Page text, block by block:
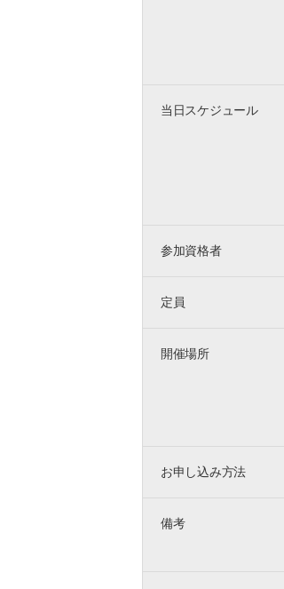
当日スケジュール
参加資格者
定員
開催場所
お申し込み方法
備考